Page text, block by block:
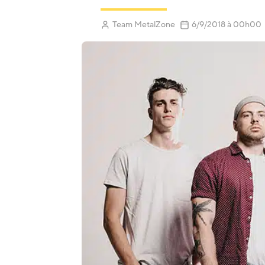
Team MetalZone 6/9/2018(Mis à
à 00h00